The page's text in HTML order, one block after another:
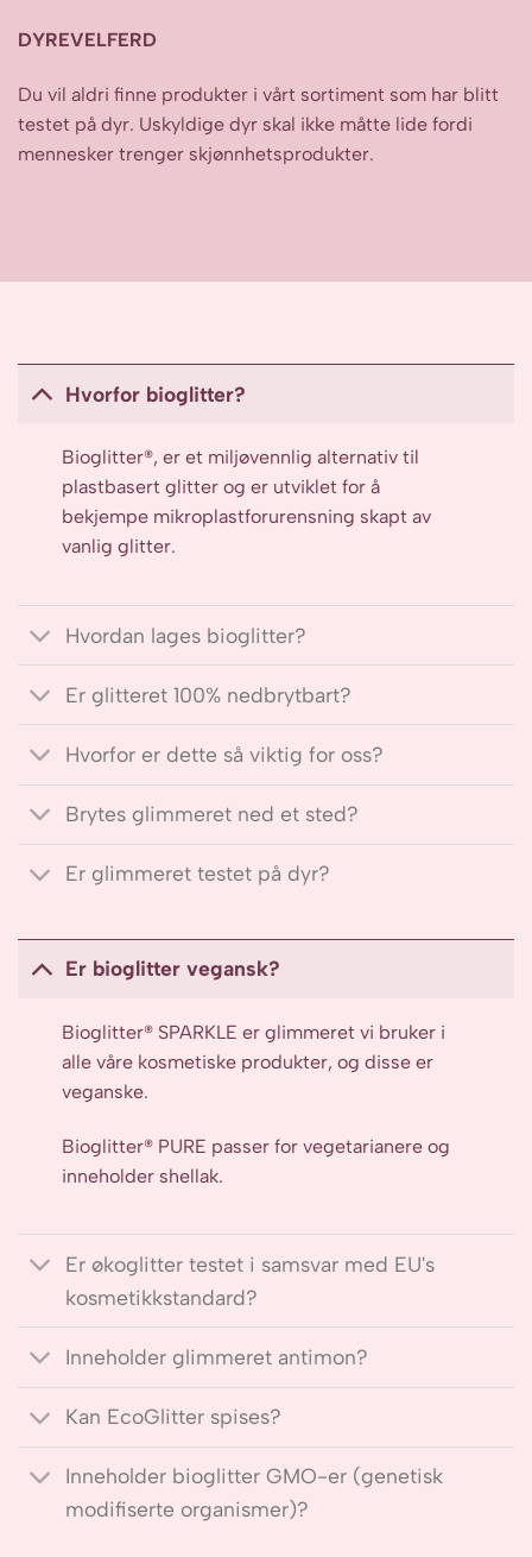
DYREVELFERD
Du vil aldri finne produkter i vårt sortiment som har blitt
testet på dyr. Uskyldige dyr skal ikke måtte lide fordi
mennesker trenger skjønnhetsprodukter.
Hvorfor bioglitter?
Bioglitter®, er et miljøvennlig alternativ til
plastbasert glitter og er utviklet for å
bekjempe mikroplastforurensning skapt av
vanlig glitter.
Hvordan lages bioglitter?
Er glitteret 100% nedbrytbart?
Hvorfor er dette så viktig for oss?
Brytes glimmeret ned et sted?
Er glimmeret testet på dyr?
Er bioglitter vegansk?
Bioglitter® SPARKLE er glimmeret vi bruker i
alle våre kosmetiske produkter, og disse er
veganske.
Bioglitter® PURE passer for vegetarianere og
inneholder shellak.
Er økoglitter testet i samsvar med EU's
kosmetikkstandard?
Inneholder glimmeret antimon?
Kan EcoGlitter spises?
Inneholder bioglitter GMO-er (genetisk
modifiserte organismer)?